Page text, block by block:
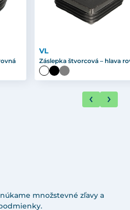
VL
Záslepka štvorcová – hlava
množstevné zľavy a